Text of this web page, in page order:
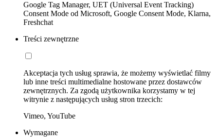
Google Tag Manager, UET (Universal Event Tracking)
Consent Mode od Microsoft, Google Consent Mode, Klarna,
Freshchat
Treści zewnętrzne
Akceptacja tych usług sprawia, że możemy wyświetlać filmy
lub inne treści multimedialne hostowane przez dostawców
zewnętrznych. Za zgodą użytkownika korzystamy w tej
witrynie z następujących usług stron trzecich:
Vimeo, YouTube
Wymagane